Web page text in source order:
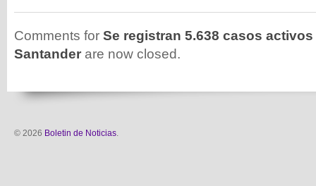
Comments for Se registran 5.638 casos activos
Santander are now closed.
© 2026 Boletin de Noticias.